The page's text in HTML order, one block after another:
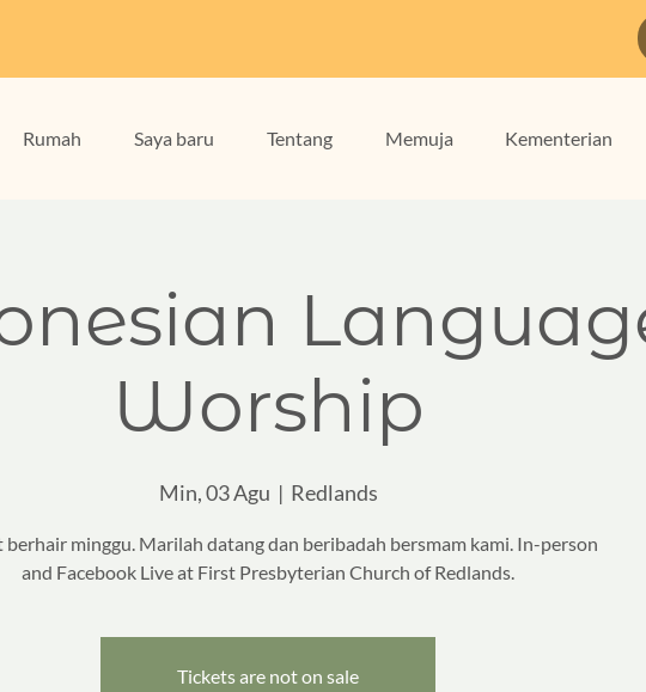
Rumah Saya baru Tentang Memuja Kementerian
Worship
Min, 03 Agu
  |
Redlands
berhair minggu. Marilah datang dan beribadah bersmam kami. In-person
and Facebook Live at First Presbyterian Church of Redlands.
Tickets are not on sale